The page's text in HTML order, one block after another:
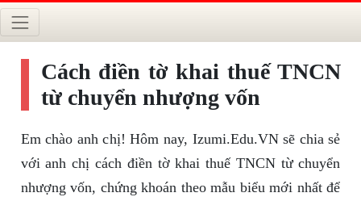
Cách điền tờ khai thuế TNCN
từ chuyển nhượng vốn
Em chào anh chị! Hôm nay, Izumi.Edu.VN sẽ chia sẻ
với anh chị cách điền tờ khai thuế TNCN từ chuyển
nhượng vốn, chứng khoán theo mẫu biểu mới nhất để